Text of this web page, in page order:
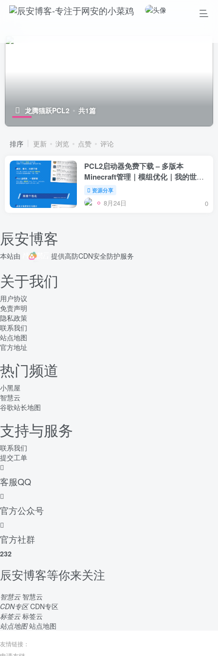
龙腾猫跃PCL2 共1篇
排序 更新 浏览 点赞 评论
PCL2启动器免费下载 – 多版本
Minecraft管理｜模组优化｜我的世界
启动器 – 龙腾猫跃VB开发
资源分享
8月24日 0
辰安博客
本站由 提供高防CDN安全防护服务
关于我们
用户协议
免责声明
隐私政策
联系我们
站点地图
官方地址
热门频道
小黑屋
智慧云
谷歌站长地图
支持与服务
联系我们
提交工单
客服QQ
官方公众号
官方社群
232
辰安博客等你来关注
智慧云 智慧云
CDN专区 CDN专区
标签云 标签云
站点地图 站点地图
友情链接：